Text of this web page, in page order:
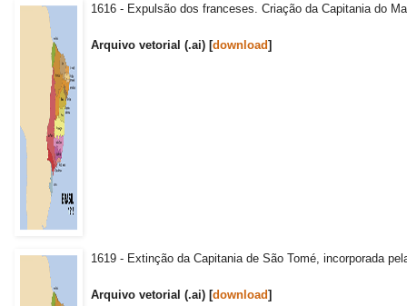
1616 - Expulsão dos franceses. Criação da Capitania do
Arquivo vetorial (.ai) [download]
1619 - Extinção da Capitania de São Tomé, incorporada
Arquivo vetorial (.ai) [download]